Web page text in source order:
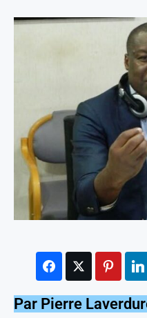
Par Pierre